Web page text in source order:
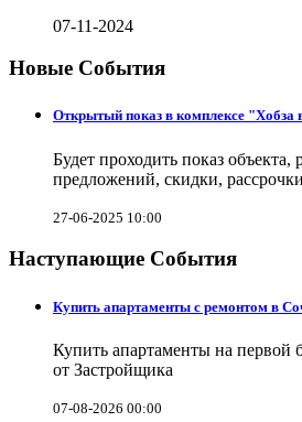
07-11-2024
Новые События
Открытый показ в комплексе "Хобза
Будет проходить показ
предложений, скидки,
27-06-2025 10:00
Наступающие События
Купить апартаменты с ремонтом в
Купить апартаменты на первой
от Застройщика
07-08-2026 00:00